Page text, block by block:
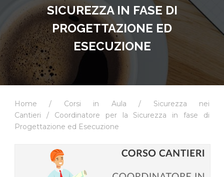
SICUREZZA IN FASE DI
PROGETTAZIONE ED
ESECUZIONE
Home / Corsi in Aula / Sicurezza nei
Cantieri / Coordinatore per la Sicurezza in fase di
Progettazione ed Esecuzione